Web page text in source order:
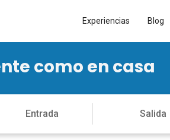
Experiencias Blog
como en casa